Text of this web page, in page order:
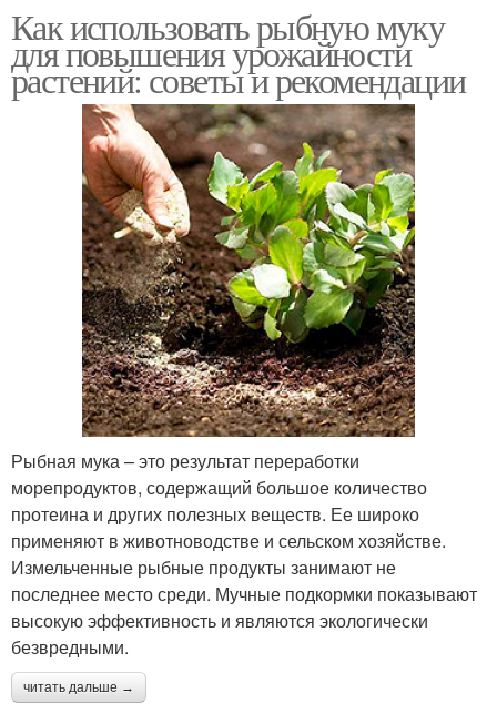
Как использовать рыбную муку
для повышения урожайности
растений: советы и рекомендации
Рыбная мука – это результат переработки
морепродуктов, содержащий большое количество
протеина и других полезных веществ. Ее широко
применяют в животноводстве и сельском хозяйстве.
Измельченные рыбные продукты занимают не
последнее место среди. Мучные подкормки показывают
высокую эффективность и являются экологически
безвредными.
читать дальше →